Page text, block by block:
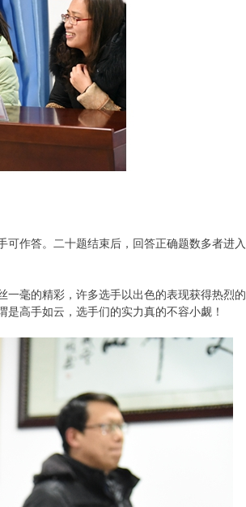
作答。二十题结束后，回答正确题数多者进入
毫的精彩，许多选手以出色的表现获得热烈的
高手如云，选手们的实力真的不容小觑！